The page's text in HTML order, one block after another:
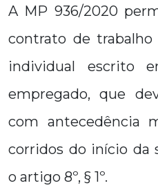
A MP 936/2020
contrato de
individual escrito
empregado, que
com antecedência
corridos do início da
o artigo 8º, § 1º.